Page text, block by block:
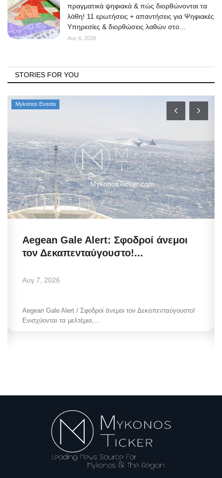
πραγματικά ψηφιακά & πώς διορθώνονται τα
λάθη! 11 ερωτήσεις + απαντήσεις για Ψηφιακές
Υπηρεσίες & διορθώσεις λαθών στο...
Αυγ 6, 2026
STORIES FOR YOU
Mykonos Events
Aegean Gale Alert: Σφοδροί άνεμοι
τον Δεκαπενταύγουστο!...
Αυγ 7, 2026
Aegean Gale Alert / Σφοδροί άνεμοι τον Δεκαπενταύγουστο!
Ενισχύονται τα μελτέμια,...